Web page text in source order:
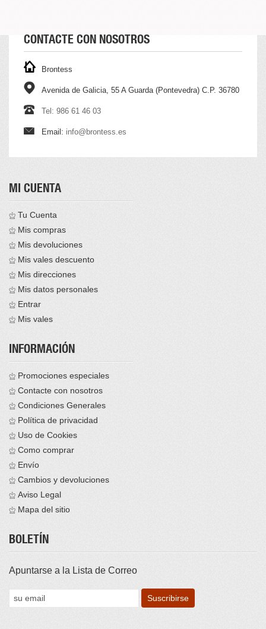
CONTACTE CON NOSOTROS
Brontess
Avenida de Galicia, 55 A Guarda (Pontevedra) C.P. 36780
Tel: 986 61 46 03
Email: info@brontess.es
MI CUENTA
Tu Cuenta
Mis compras
Mis devoluciones
Mis vales descuento
Mis direcciones
Mis datos personales
Entrar
Mis vales
INFORMACIÓN
Promociones especiales
Contacte con nosotros
Condiciones Generales
Política de privacidad
Uso de Cookies
Como comprar
Envío
Cambios y devoluciones
Aviso Legal
Mapa del sitio
BOLETÍN
Apuntarse a la Lista de Correo